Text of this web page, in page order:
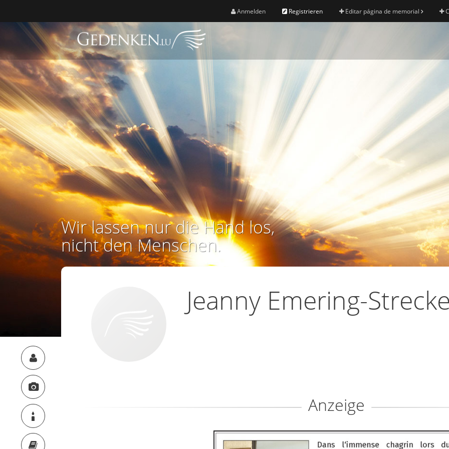
Anmelden Registrieren Editar página de memorial
Wir lassen nur die Hand los,
nicht den Menschen.
Jeanny Emering-
Anzeige